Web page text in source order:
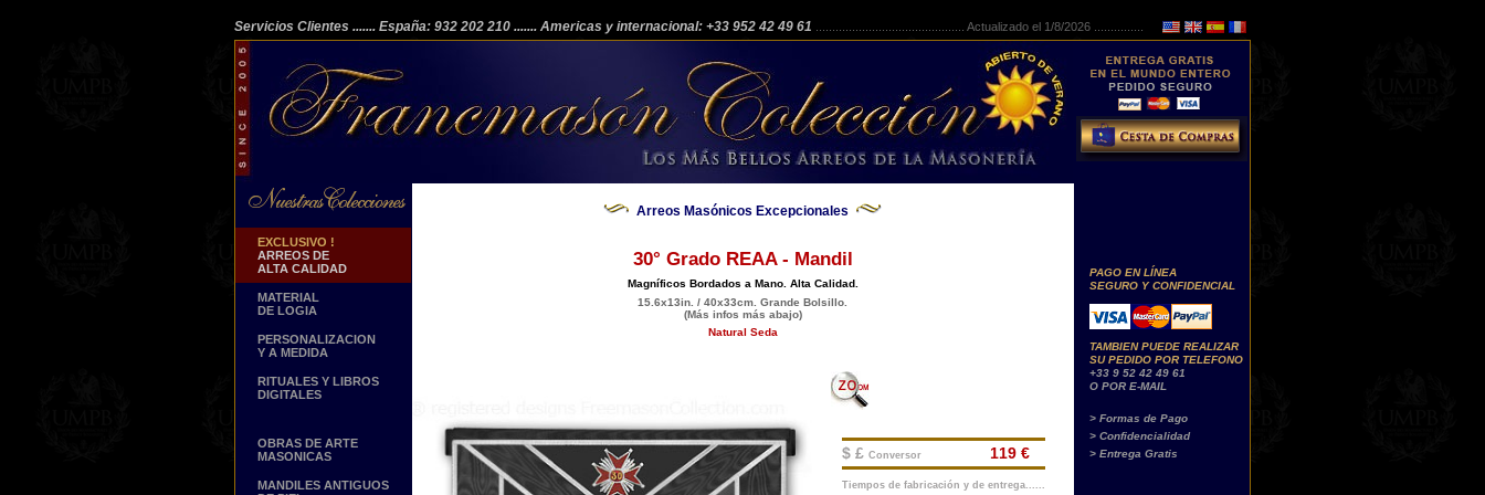
Servicios Clientes ....... España: 932 202 210 ....... Americas y internacional: +33 952 42 49 61 Actualizado el 1/8/2026 ...............
EXCLUSIVO !
ARREOS DE
ALTA CALIDAD
MATERIAL
DE LOGIA
PERSONALIZACION
Y A MEDIDA
RITUALES Y LIBROS
DIGITALES
OBRAS DE ARTE
MASONICAS
MANDILES ANTIGUOS
Arreos Masónicos Excepcionales
30° Grado REAA - Mandil
Magníficos Bordados a Mano. Alta Calidad.
15.6x13in. / 40x33cm. Grande Bolsillo.
(Más infos más abajo)
Natural Seda
$ £ Conversor
Tiempos de fabricación y de entrega......
119 €
PAGO EN LÍNEA
SEGURO Y CONFIDENCIAL
TAMBIEN PUEDE REALIZAR
SU PEDIDO POR TELEFONO
+33 9 52 42 49 61
O POR E-MAIL
> Formas de Pago
> Confidencialidad
> Entrega Gratis